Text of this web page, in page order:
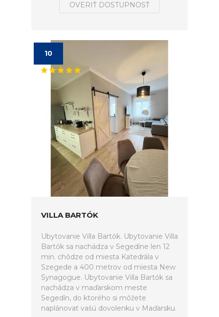
OVERIŤ DOSTUPNOSŤ
10
VILLA BARTÓK
Ubytovanie Villa Bartók. Ubytovanie Villa
Bartók sa nachádza v Segedíne len 12
min. chôdze od miesta Katedrála v
Szegede a 400 metrov od miesta New
Synagogue. Ubytovanie Villa Bartók sa
nachádza v maďarskom meste
Segedín, do ktorého si môžete
naplánovať vašú dovolenku v Maďarsku.